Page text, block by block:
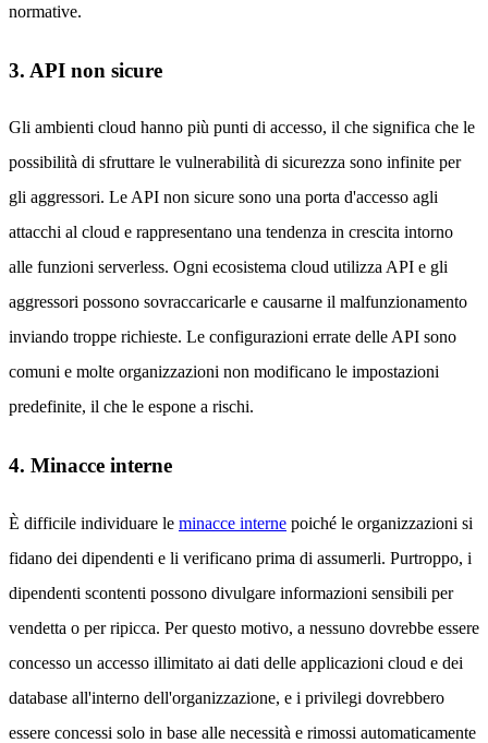
normative.
3. API non sicure
Gli ambienti cloud hanno più punti di accesso, il che significa che le
possibilità di sfruttare le vulnerabilità di sicurezza sono infinite per
gli aggressori. Le API non sicure sono una porta d'accesso agli
attacchi al cloud e rappresentano una tendenza in crescita intorno
alle funzioni serverless. Ogni ecosistema cloud utilizza API e gli
aggressori possono sovraccaricarle e causarne il malfunzionamento
inviando troppe richieste. Le configurazioni errate delle API sono
comuni e molte organizzazioni non modificano le impostazioni
predefinite, il che le espone a rischi.
4. Minacce interne
È difficile individuare le minacce interne poiché le organizzazioni si
fidano dei dipendenti e li verificano prima di assumerli. Purtroppo, i
dipendenti scontenti possono divulgare informazioni sensibili per
vendetta o per ripicca. Per questo motivo, a nessuno dovrebbe essere
concesso un accesso illimitato ai dati delle applicazioni cloud e dei
database all'interno dell'organizzazione, e i privilegi dovrebbero
essere concessi solo in base alle necessità e rimossi automaticamente